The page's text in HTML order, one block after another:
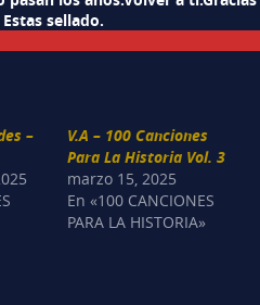
sellado.
–
V.A – 100 Canciones
Para La Historia Vol. 3
marzo 15, 2025
En «100 CANCIONES
PARA LA HISTORIA»